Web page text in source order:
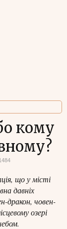
кому
що у місті
давніх
дракон, човен-
озері